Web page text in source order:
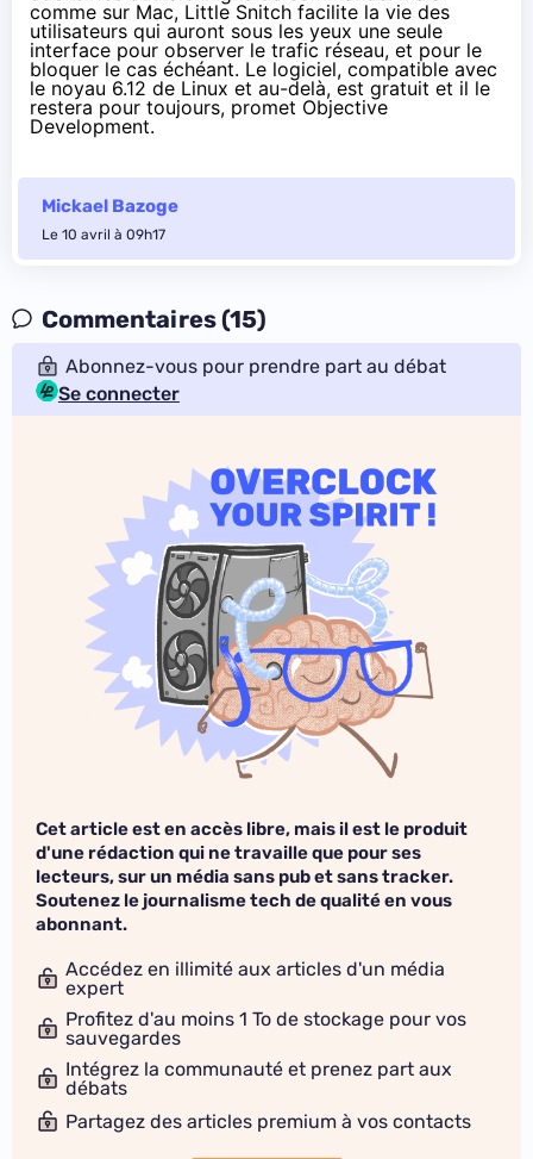
comme sur Mac, Little Snitch facilite la vie des
utilisateurs qui auront sous les yeux une seule
interface pour observer le trafic réseau, et pour le
bloquer le cas échéant. Le logiciel, compatible avec
le noyau 6.12 de Linux et au-delà, est gratuit et il le
restera pour toujours, promet Objective
Development.
Mickael Bazoge
Le 10 avril à 09h17
Commentaires (15)
Abonnez-vous pour prendre part au débat
Se connecter
Cet article est en accès libre, mais il est le produit
d'une rédaction qui ne travaille que pour ses
lecteurs, sur un média sans pub et sans tracker.
Soutenez le journalisme tech de qualité en vous
abonnant.
Accédez en illimité aux articles d'un média
expert
Profitez d'au moins 1 To de stockage pour vos
sauvegardes
Intégrez la communauté et prenez part aux
débats
Partagez des articles premium à vos contacts